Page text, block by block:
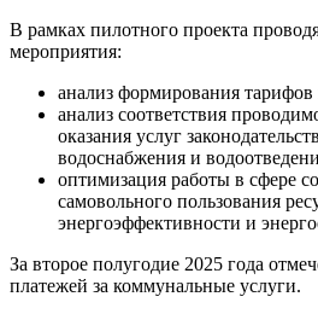
В рамках пилотного проекта
мероприятия:
анализ формирования
анализ соответствия
оказания услуг
водоснабжения и
оптимизация работы в сфере
самовольного пользования
энергоэффективности и
За второе полугодие 2025 года
платежей за коммунальные услуги.